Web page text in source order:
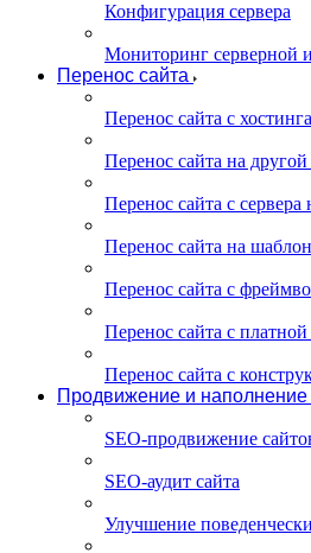
Конфигурация сервера
Мониторинг серверной
Перенос сайта
Перенос сайта с
Перенос сайта на другой
Перенос сайта с сервера
Перенос сайта на
Перенос сайта с
Перенос сайта с
Перенос сайта с
Продвижение и наполнение
SEO-продвижение
SEO-аудит сайта
Улучшение